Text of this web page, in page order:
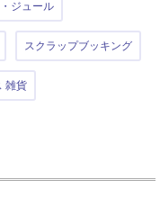
ジュール
スクラップブッキング
雑貨